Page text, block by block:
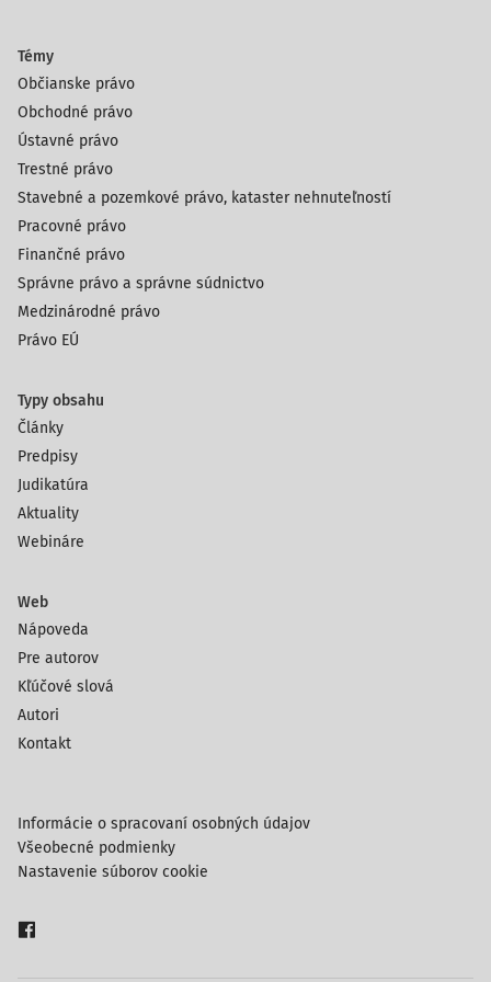
Témy
Občianske právo
Obchodné právo
Ústavné právo
Trestné právo
Stavebné a pozemkové právo, kataster nehnuteľností
Pracovné právo
Finančné právo
Správne právo a správne súdnictvo
Medzinárodné právo
Právo EÚ
Typy obsahu
Články
Predpisy
Judikatúra
Aktuality
Webináre
Web
Nápoveda
Pre autorov
Kľúčové slová
Autori
Kontakt
Informácie o spracovaní osobných údajov
Všeobecné podmienky
Nastavenie súborov cookie